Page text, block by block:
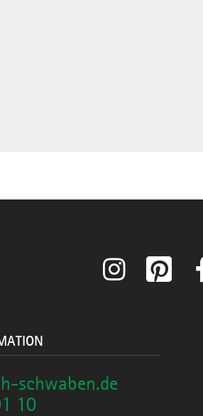
Instagram
schwaben.de
10